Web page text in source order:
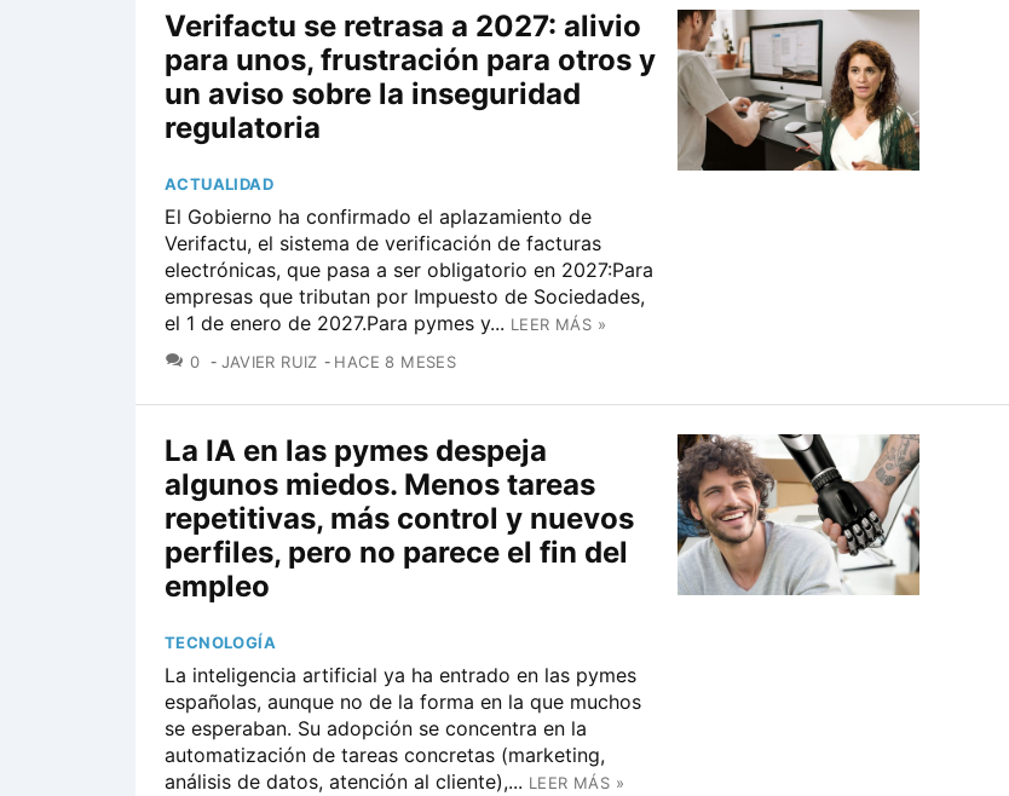
Verifactu se retrasa a 2027: alivio
para unos, frustración para otros y
un aviso sobre la inseguridad
regulatoria
ACTUALIDAD
El Gobierno ha confirmado el aplazamiento de
Verifactu, el sistema de verificación de facturas
electrónicas, que pasa a ser obligatorio en 2027:Para
empresas que tributan por Impuesto de Sociedades,
el 1 de enero de 2027.Para pymes y... LEER MÁS »
0 COMENTARIOS
JAVIER RUIZ HACE 8 MESES
La IA en las pymes despeja
algunos miedos. Menos tareas
repetitivas, más control y nuevos
perfiles, pero no parece el fin del
empleo
TECNOLOGÍA
La inteligencia artificial ya ha entrado en las pymes
españolas, aunque no de la forma en la que muchos
se esperaban. Su adopción se concentra en la
automatización de tareas concretas (marketing,
análisis de datos, atención al cliente),... LEER MÁS »